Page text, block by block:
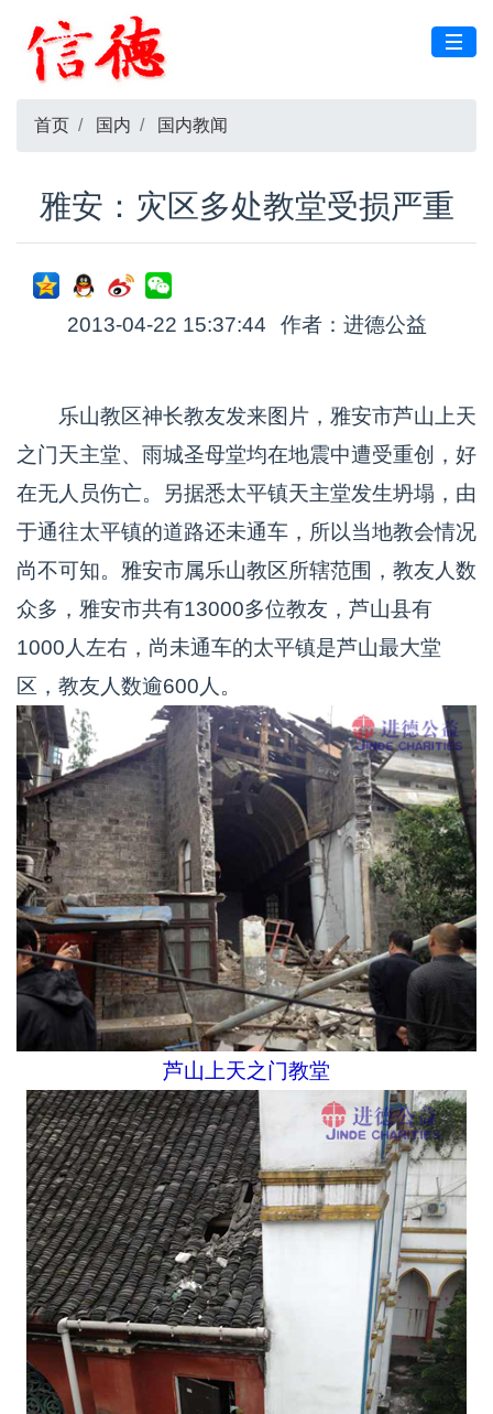
首页 国内 国内教闻
雅安：灾区多处教堂受损严重
2013-04-22 15:37:44 作者：进德公益
乐山教区神长教友发来图片，雅安市芦山上天
之门天主堂、雨城圣母堂均在地震中遭受重创，好
在无人员伤亡。另据悉太平镇天主堂发生坍塌，由
于通往太平镇的道路还未通车，所以当地教会情况
尚不可知。雅安市属乐山教区所辖范围，教友人数
众多，雅安市共有13000多位教友，芦山县有
1000人左右，尚未通车的太平镇是芦山最大堂
区，教友人数逾600人。
芦山上天之门教堂